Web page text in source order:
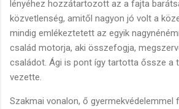
lényéhez hozzátartozott az a fajta
közvetlenség, amitől nagyon jó volt a
mindig emlékeztetett az egyik
család motorja, aki összefogja,
családot. Ági is pont így tartotta őssze a
vezette.
Szakmai vonalon, ő gyermekvédelemmel